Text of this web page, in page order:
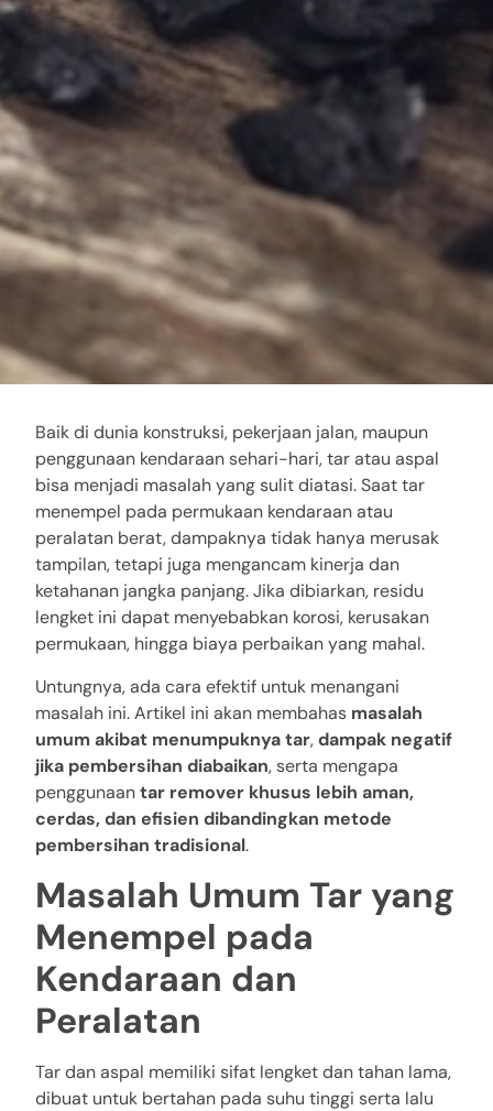
Baik di dunia konstruksi, pekerjaan jalan, maupun
penggunaan kendaraan sehari-hari, tar atau aspal
bisa menjadi masalah yang sulit diatasi. Saat tar
menempel pada permukaan kendaraan atau
peralatan berat, dampaknya tidak hanya merusak
tampilan, tetapi juga mengancam kinerja dan
ketahanan jangka panjang. Jika dibiarkan, residu
lengket ini dapat menyebabkan korosi, kerusakan
permukaan, hingga biaya perbaikan yang mahal.
Untungnya, ada cara efektif untuk menangani
masalah ini. Artikel ini akan membahas masalah
umum akibat menumpuknya tar,dampak negatif
jika pembersihan diabaikan, serta mengapa
penggunaantar remover khusus lebih aman,
cerdas, dan efisien dibandingkan metode
pembersihan tradisional.
Masalah Umum Tar yang
Menempel pada
Kendaraan dan
Peralatan
Tar dan aspal memiliki sifat lengket dan tahan lama,
dibuat untuk bertahan pada suhu tinggi serta lalu